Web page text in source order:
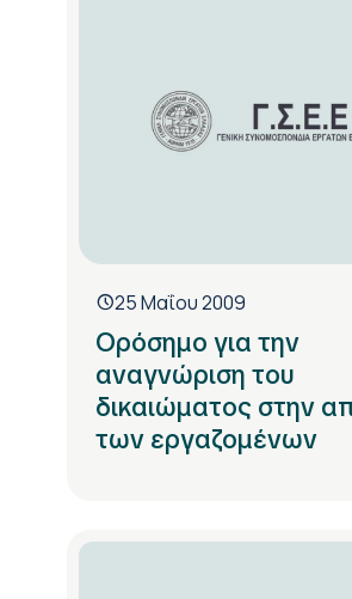
25 Μαΐου 2009
Ορόσημο για την
αναγνώριση του
δικαιώματος στην
των εργαζομένων